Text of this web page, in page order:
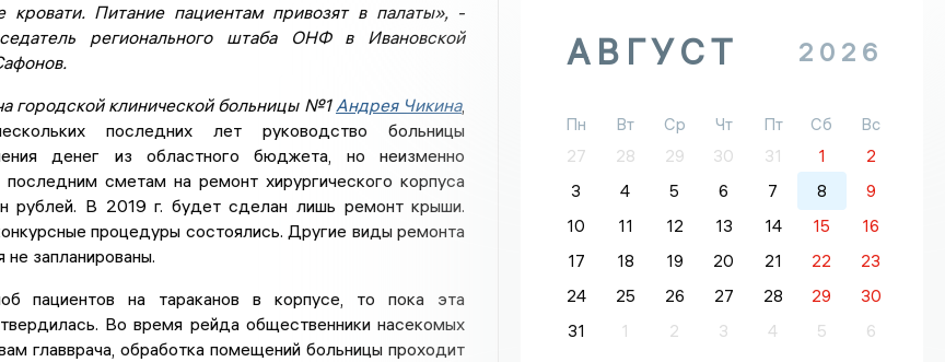
кровати. Питание пациентам привозят в палаты», -
регионального штаба ОНФ в Ивановской
городской клинической больницы №1Андрея Чикина,
последних лет руководство больницы
денег из областного бюджета, но неизменно
сметам на ремонт хирургического корпуса
рублей. В 2019 г. будет сделан лишь ремонт крыши.
процедуры состоялись. Другие виды ремонта
запланированы.
пациентов на тараканов в корпусе, то пока эта
Во время рейда общественники насекомых
главврача, обработка помещений больницы проходит
АВГУСТ 2026
Пн Вт Ср Чт Пт Сб
Вс
27
28 29 30 31 1
2
3
4 5 6 7 8
9
10
11 12 13 14 15
16
17
18 19 20 21 22
23
24
25 26 27 28 29
30
31
1 2 3 4 5 6